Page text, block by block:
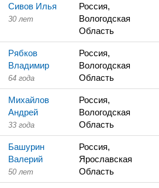
Сивов Илья
30 лет
Россия,
Вологодская
Область
Рябков
Владимир
64 года
Россия,
Вологодская
Область
Михайлов
Андрей
33 года
Россия,
Вологодская
Область
Башурин
Валерий
50 лет
Россия,
Ярославская
Область